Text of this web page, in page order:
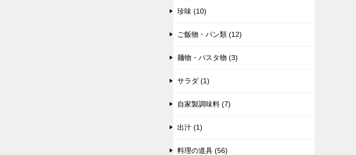
珍味 (10)
ご飯物・パン類 (12)
麺物・パスタ物 (3)
サラダ (1)
自家製調味料 (7)
出汁 (1)
料理の道具 (56)